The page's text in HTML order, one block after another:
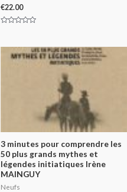
€22.00
of
3 minutes pour comprendre les
50 plus grands mythes et
légendes initiatiques Irène
MAINGUY
Neufs